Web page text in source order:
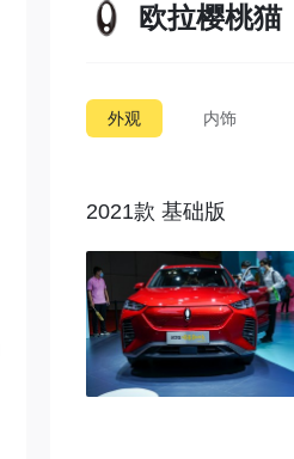
欧拉樱桃猫
外观 内饰
2021款 基础版